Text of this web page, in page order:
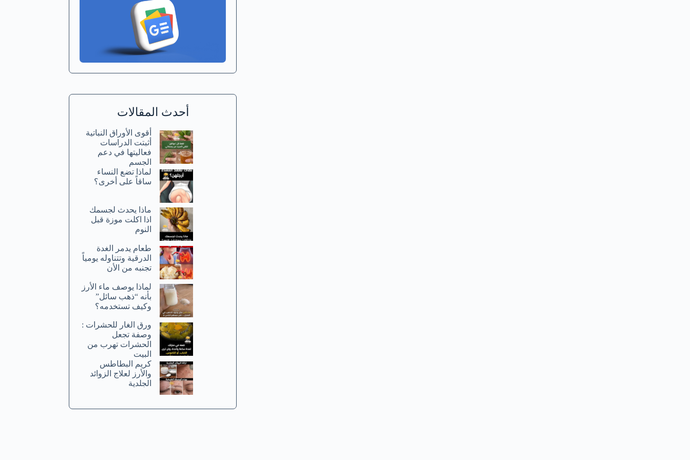
أحدث المقالات
أقوى الأوراق النباتية
أثبتت الدراسات
فعاليتها في دعم
الجسم
لماذا تضع النساء
ساقاً على أخرى؟
ماذا يحدث لجسمك
اذا اكلت موزة قبل
النوم
طعام يدمر الغدة
الدرقية وتتناوله يومياً
تجنبه من الأن
لماذا يوصف ماء الأرز
بأنه “ذهب سائل”
وكيف تستخدمه؟
ورق الغار للحشرات :
وصفة تجعل
الحشرات تهرب من
البيت
كريم البطاطس
والأرز لعلاج الزوائد
الجلدية